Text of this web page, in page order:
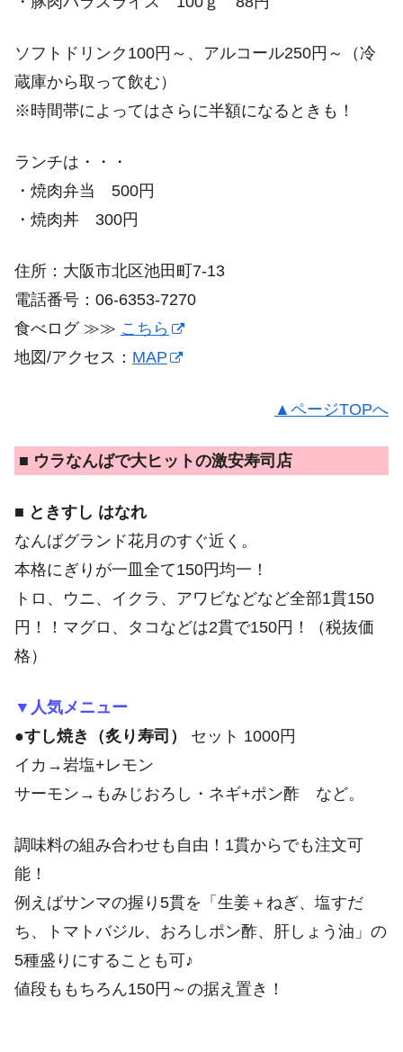
ソフトドリンク100円～、アルコール250円～（冷
蔵庫から取って飲む）
※時間帯によってはさらに半額になるときも！
ランチは・・・
・焼肉弁当 500円
・焼肉丼 300円
住所：大阪市北区池田町7-13
電話番号：06-6353-7270
食べログ ≫≫ こちら
地図/アクセス： MAP
▲ページTOPへ
■ ウラなんばで大ヒットの激安寿司店
■ ときすし はなれ
なんばグランド花月のすぐ近く。
本格にぎりが一皿全て150円均一！
トロ、ウニ、イクラ、アワビなどなど全部1貫150
円！！マグロ、タコなどは2貫で150円！（税抜価
格）
▼人気メニュー
●すし焼き（炙り寿司）
セット 1000円
イカ→岩塩+レモン
サーモン→もみじおろし・ネギ+ポン酢 など。
調味料の組み合わせも自由！1貫からでも注文可
能！
例えばサンマの握り5貫を「生姜＋ねぎ、塩すだ
ち、トマトバジル、おろしポン酢、肝しょう油」の
5種盛りにすることも可♪
値段ももちろん150円～の据え置き！